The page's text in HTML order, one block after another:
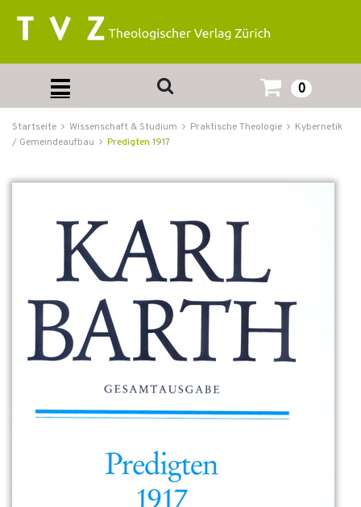
0
Startseite Wissenschaft & Studium Praktische Theologie
Kybernetik
/ Gemeindeaufbau
Predigten 1917